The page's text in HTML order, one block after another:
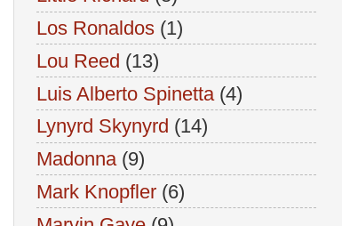
Los Ronaldos (1)
Lou Reed (13)
Luis Alberto Spinetta (4)
Lynyrd Skynyrd (14)
Madonna (9)
Mark Knopfler (6)